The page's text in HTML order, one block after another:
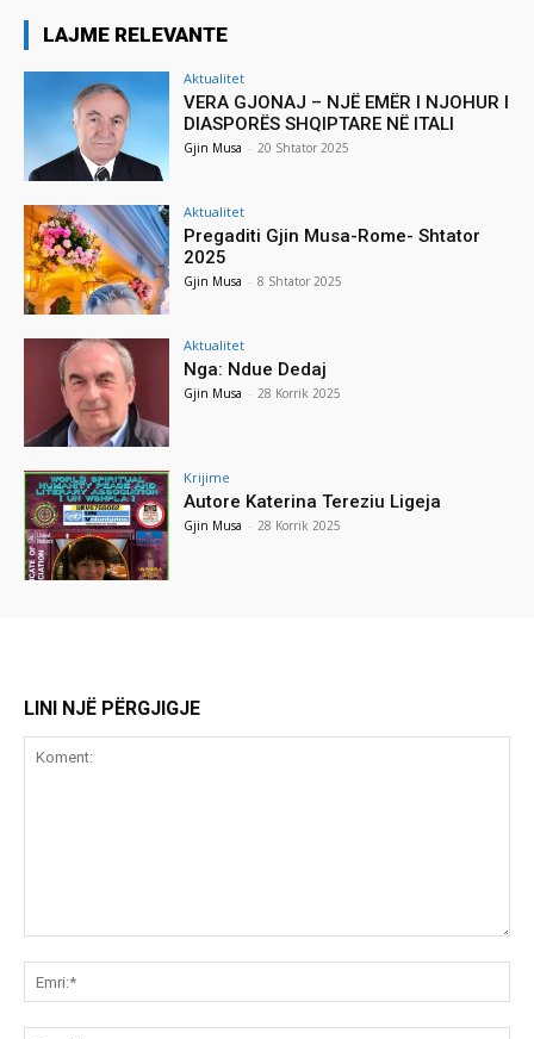
LAJME RELEVANTE
Aktualitet
VERA GJONAJ – NJË EMËR I NJOHUR I
DIASPORËS SHQIPTARE NË ITALI
Gjin Musa - 20 Shtator 2025
Aktualitet
Pregaditi Gjin Musa-Rome- Shtator
2025
Gjin Musa - 8 Shtator 2025
Aktualitet
Nga: Ndue Dedaj
Gjin Musa - 28 Korrik 2025
Krijime
Autore Katerina Tereziu Ligeja
Gjin Musa - 28 Korrik 2025
LINI NJË PËRGJIGJE